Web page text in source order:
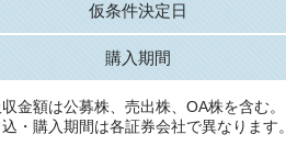
仮条件決定日
購入期間
金額は公募株、売出株、OA株を含む。
・購入期間は各証券会社で異なります